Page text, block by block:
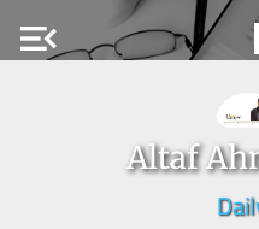
menu_open
Altaf